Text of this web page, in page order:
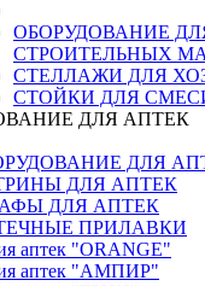
ОБОРУДОВАНИЕ
СТРОИТЕЛЬНЫХ
СТЕЛЛАЖИ ДЛЯ
СТОЙКИ ДЛЯ
ДЛЯ АПТЕК
ДЛЯ
ДЛЯ АПТЕК
ДЛЯ АПТЕК
ПРИЛАВКИ
аптек "ORANGE"
аптек "АМПИР"